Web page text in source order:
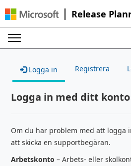
Release
Logga in Registrera
Logga in med ditt konto
Om du har problem med att logga
att skicka en supportbegäran.
Arbetskonto – Arbets- eller